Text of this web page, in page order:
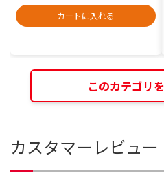
カートに入れる
このカテゴリ
カスタマーレビュー